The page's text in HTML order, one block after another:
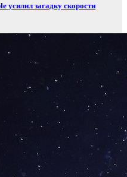
усилил загадку скорости